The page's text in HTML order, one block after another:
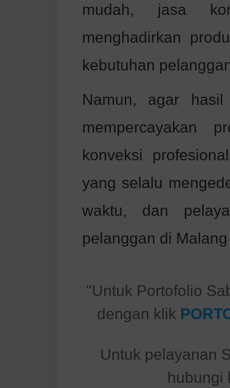
mudah, jasa
menghadirkan
kebutuhan
Namun, agar
mempercayakan
konveksi
yang selalu
waktu, dan
pelanggan di
"Untuk Portofolio
dengan klik
Untuk pelayanan
hubungi